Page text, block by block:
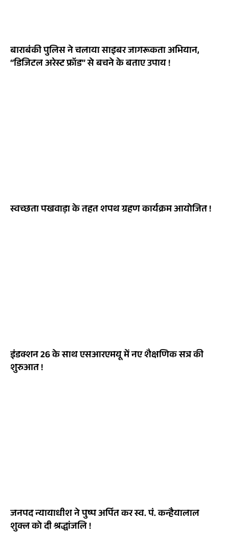
बाराबंकी पुलिस ने चलाया साइबर जागरूकता अभियान,
“डिजिटल अरेस्ट फ्रॉड” से बचने के बताए उपाय !
स्वच्छता पखवाड़ा के तहत शपथ ग्रहण कार्यक्रम आयोजित !
इंडक्शन 26 के साथ एसआरएमयू में नए शैक्षणिक सत्र की
शुरुआत !
जनपद न्यायाधीश ने पुष्प अर्पित कर स्व. पं. कन्हैयालाल
शुक्ल को दी श्रद्धांजलि !